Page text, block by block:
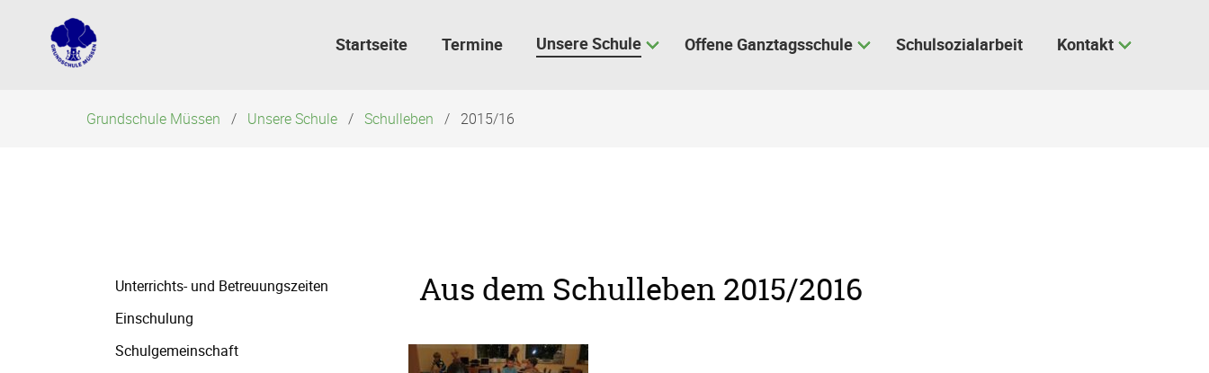
überspringen
Startseite Termine Unsere Schule Offene Ganztagsschule Schulsozialarbeit Kontakt
Grundschule Müssen Unsere Schule Schulleben 2015/16
Aus dem Schulleben 2015/2016
Navigation
Unterrichts- und Betreuungszeiten
Einschulung
Schulgemeinschaft